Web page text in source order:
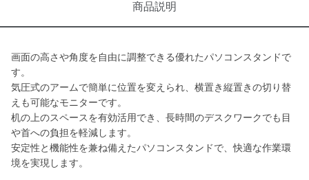
商品説明
画面の高さや角度を自由に調整できる優れたパソコンスタンドで
す。
気圧式のアームで簡単に位置を変えられ、横置き縦置きの切り替
えも可能なモニターです。
机の上のスペースを有効活用でき、長時間のデスクワークでも目
や首への負担を軽減します。
安定性と機能性を兼ね備えたパソコンスタンドで、快適な作業環
境を実現します。